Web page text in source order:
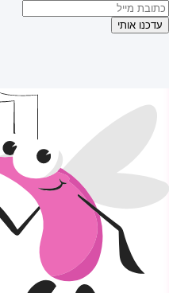
עדכנו אותי